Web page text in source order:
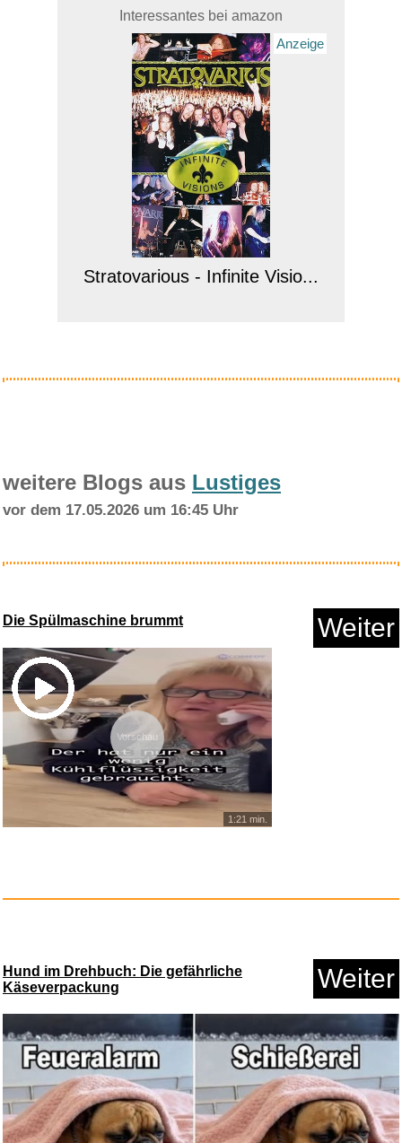
Interessantes bei amazon
Anzeige
Stratovarious - Infinite Visio...
Anzeige
weitere Blogs aus Lustiges
vor dem 17.05.2026 um 16:45 Uhr
Die Spülmaschine brummt Weiter
Vorschau
1:21 min.
Hund im Drehbuch: Die gefährliche
Käseverpackung
Weiter